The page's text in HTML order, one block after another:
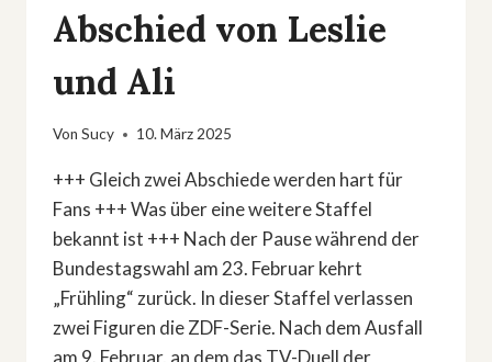
Abschied von Leslie
und Ali
Von Sucy 10. März 2025
+++ Gleich zwei Abschiede werden hart für
Fans +++ Was über eine weitere Staffel
bekannt ist +++ Nach der Pause während der
Bundestagswahl am 23. Februar kehrt
„Frühling“ zurück. In dieser Staffel verlassen
zwei Figuren die ZDF-Serie. Nach dem Ausfall